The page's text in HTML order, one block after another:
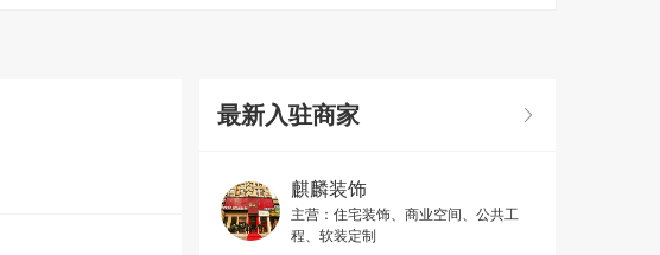
最新入驻商家
麒麟装饰
主营： 住宅装饰、商业空间、公共工
程、软装定制